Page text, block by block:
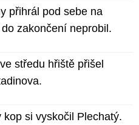
přihrál pod sebe na
zakončení neprobil.
středu hřiště přišel
si vyskočil Plechatý.